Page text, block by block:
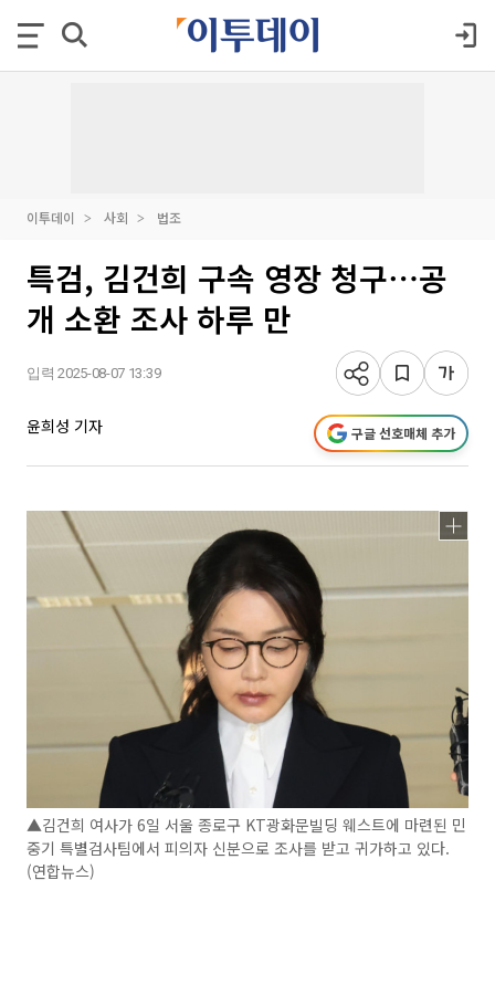
이투데이 사회 법조
특검, 김건희 구속 영장 청구⋯공
개 소환 조사 하루 만
입력 2025-08-07 13:39
윤희성 기자 구글 선호매체 추가
▲김건희 여사가 6일 서울 종로구 KT광화문빌딩 웨스트에 마련된 민
중기 특별검사팀에서 피의자 신분으로 조사를 받고 귀가하고 있다.
(연합뉴스)